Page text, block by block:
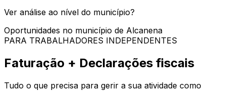
Ver análise ao nível do município?
Oportunidades no município de Alcanena
PARA TRABALHADORES INDEPENDENTES
Faturação + Declarações fiscais
Tudo o que precisa para gerir a sua atividade como